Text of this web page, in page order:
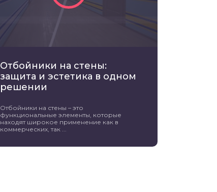
Отбойники на стены:
защита и эстетика в одном
решении
Отбойники на стены – это
функциональные элементы, которые
находят широкое применение как в
коммерческих, так ...